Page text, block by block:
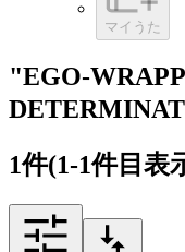
マイうた
"EGO-
1件(1-1件目表